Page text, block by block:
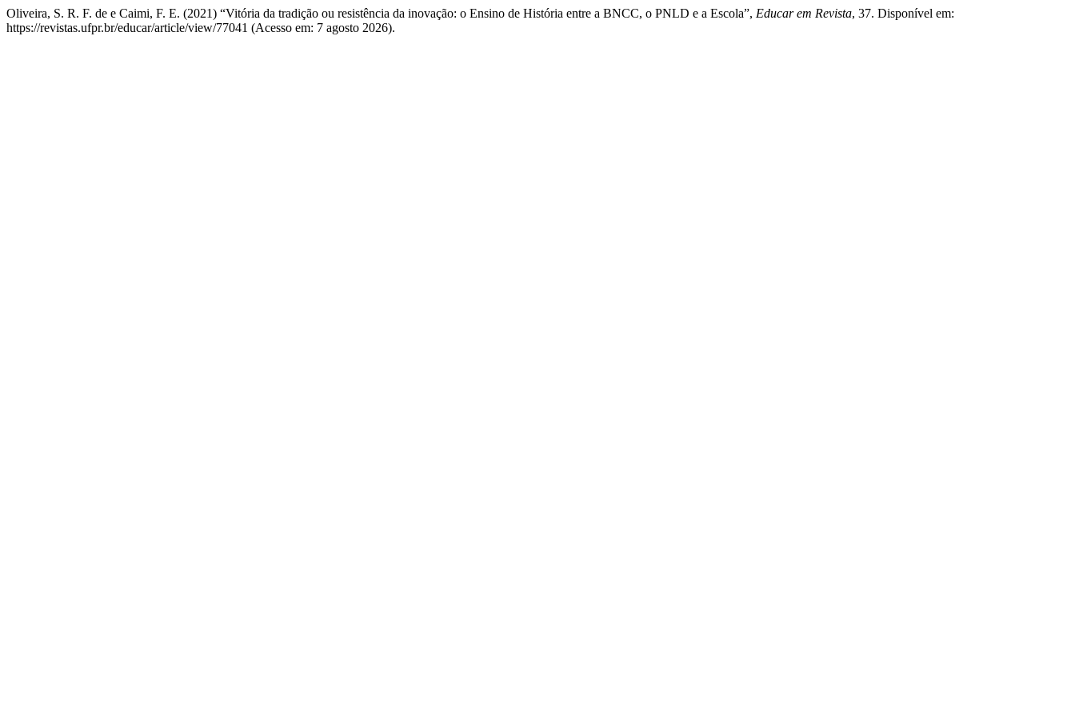
Oliveira, S. R. F. de e Caimi, F. E. (2021) “Vitória da tradição ou resistência da inovação: o Ensino de História entre a BNCC, o PNLD e a Escola”, Educar em Revista, 37. Disponível em:
https://revistas.ufpr.br/educar/article/view/77041 (Acesso em: 7 agosto 2026).